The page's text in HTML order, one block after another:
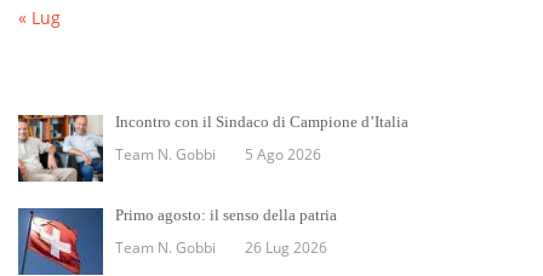
« Lug
Incontro con il Sindaco di Campione d’Italia
Team N. Gobbi 5 Ago 2026
Primo agosto: il senso della patria
Team N. Gobbi 26 Lug 2026